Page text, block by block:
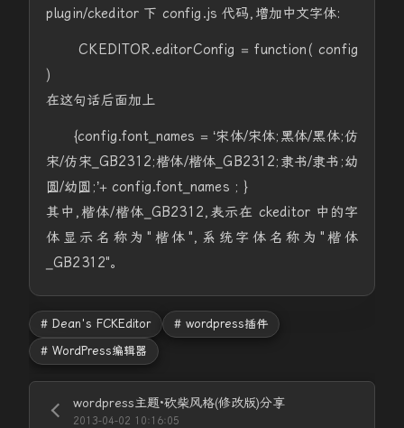
plugin/ckeditor 下 config.js 代码,增加中文字体:
CKEDITOR.editorConfig = function( config
)
在这句话后面加上
{config.font_names = ‘宋体/宋体;黑体/黑体;仿
宋/仿宋_GB2312;楷体/楷体_GB2312;隶书/隶书;幼
圆/幼圆;’+ config.font_names ; }
其中,楷体/楷体_GB2312,表示在 ckeditor 中的字
体显示名称为"楷体",系统字体名称为"楷体
_GB2312"。
# Dean's FCKEditor
# wordpress插件
# WordPress编辑器
wordpress主题·砍柴风格(修改版)分享
2013-04-02 10:16:05